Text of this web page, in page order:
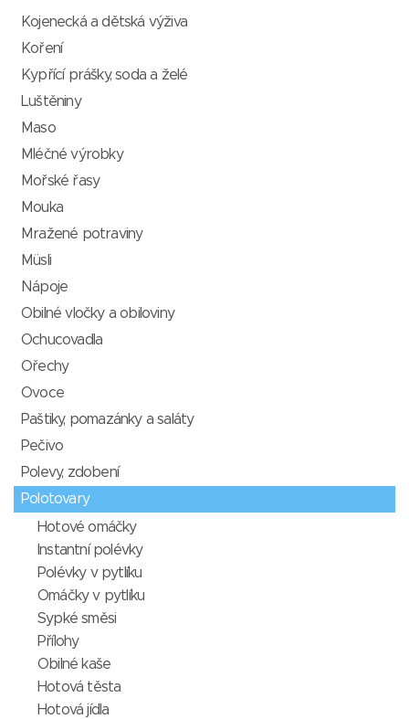
Kojenecká a dětská výživa
Koření
Kypřící prášky, soda a želé
Luštěniny
Maso
Mléčné výrobky
Mořské řasy
Mouka
Mražené potraviny
Müsli
Nápoje
Obilné vločky a obiloviny
Ochucovadla
Ořechy
Ovoce
Paštiky, pomazánky a saláty
Pečivo
Polevy, zdobení
Polotovary
Hotové omáčky
Instantní polévky
Polévky v pytlíku
Omáčky v pytlíku
Sypké směsi
Přílohy
Obilné kaše
Hotová těsta
Hotová jídla